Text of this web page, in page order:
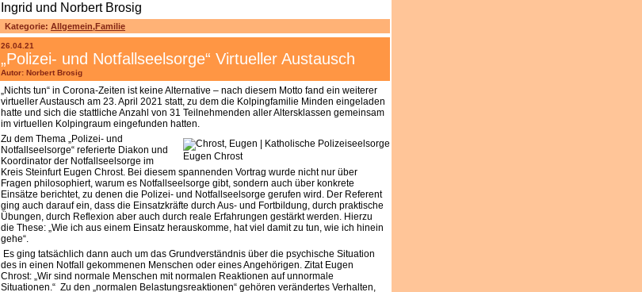
Ingrid und Norbert Brosig
Kategorie: Allgemein,Familie
26.04.21
„Polizei- und Notfallseelsorge“ Virtueller Austausch
Autor: Norbert Brosig
„Nichts tun“ in Corona-Zeiten ist keine Alternative – nach diesem Motto fand ein weiterer
virtueller Austausch am 23. April 2021 statt, zu dem die Kolpingfamilie Minden eingeladen
hatte und sich die stattliche Anzahl von 31 Teilnehmenden aller Altersklassen gemeinsam
im virtuellen Kolpingraum eingefunden hatten.
Eugen Chrost
Zu dem Thema „Polizei- und
Notfallseelsorge“ referierte Diakon und
Koordinator der Notfallseelsorge im
Kreis Steinfurt Eugen Chrost. Bei diesem spannenden Vortrag wurde nicht nur über
Fragen philosophiert, warum es Notfallseelsorge gibt, sondern auch über konkrete
Einsätze berichtet, zu denen die Polizei- und Notfallseelsorge gerufen wird. Der Referent
ging auch darauf ein, dass die Einsatzkräfte durch Aus- und Fortbildung, durch praktische
Übungen, durch Reflexion aber auch durch reale Erfahrungen gestärkt werden. Hierzu
die These: „Wie ich aus einem Einsatz herauskomme, hat viel damit zu tun, wie ich hinein
gehe“.
Es ging tatsächlich dann auch um das Grundverständnis über die psychische Situation
des in einen Notfall gekommenen Menschen oder eines Angehörigen. Zitat Eugen
Chrost: „Wir sind normale Menschen mit normalen Reaktionen auf unnormale
Situationen.“ Zu den „normalen Belastungsreaktionen“ gehören verändertes Verhalten,